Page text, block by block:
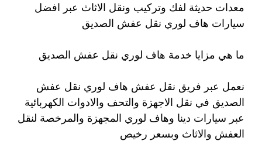
معدات حديثة لفك وتركيب ونقل الاثاث عبر افضل
سيارات هاف لوري نقل عفش الصديق
ما هي مزايا خدمة هاف لوري نقل عفش الصديق
نعمل عبر فريق نقل عفش هاف لوري نقل عفش
الصديق في نقل الاجهزة والتحف والادوات الكهربائية
عبر سيارات دينا وهاف لوري المجهزة والمرخصة لنقل
العفش والاثاث وبسعر رخيص